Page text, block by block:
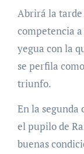
Abrirá la
competencia
yegua con la
se perfila
triunfo.
En la segunda
el pupilo de
buenas